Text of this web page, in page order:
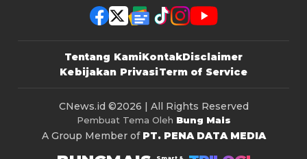
Tentang KamiKontakDisclaimer
Kebijakan PrivasiTerm of Service
CNews.id ©2026 | All Rights Reserved
Pembuat Tema Oleh Bung Mais
A Group Member of PT. PENA DATA MEDIA